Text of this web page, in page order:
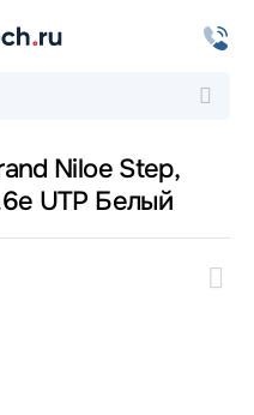
Niloe Step,
UTP Белый